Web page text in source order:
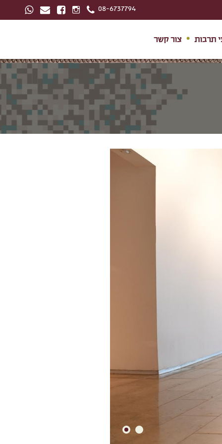
08-6737794
תרבות צור קשר